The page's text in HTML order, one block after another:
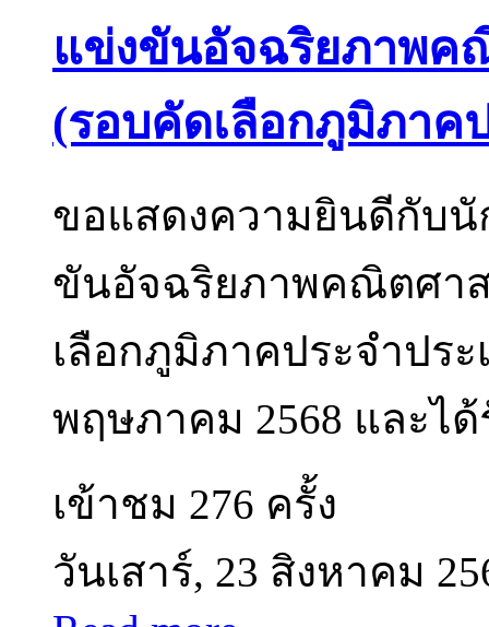
แข่งขันอัจฉริยภาพค
(รอบคัดเลือกภูมิภาค
ขอแสดงความยินดีกับนั
ขันอัจฉริยภาพคณิตศา
เลือกภูมิภาคประจำประ
พฤษภาคม 2568 และไ
เข้าชม 276 ครั้ง
วันเสาร์, 23 สิงหาคม